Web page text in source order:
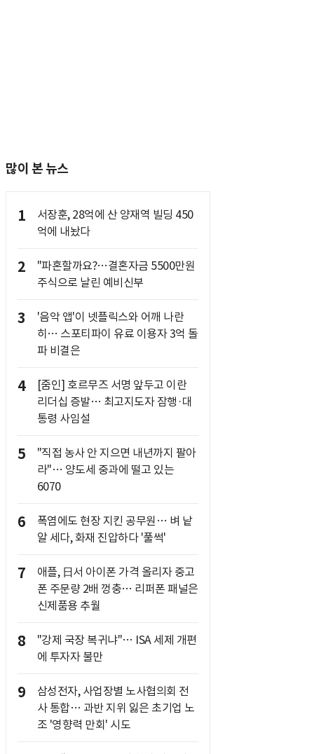
많이 본 뉴스
1
서장훈, 28억에 산 양재역 빌딩 450
억에 내놨다
2
"파혼할까요?…결혼자금 5500만원
주식으로 날린 예비신부
3
'음악 앱'이 넷플릭스와 어깨 나란
히… 스포티파이 유료 이용자 3억 돌
파 비결은
4
[줌인] 호르무즈 서명 앞두고 이란
리더십 증발… 최고지도자 잠행·대
통령 사임설
5
"직접 농사 안 지으면 내년까지 팔아
라"… 양도세 중과에 떨고 있는
6070
6
폭염에도 현장 지킨 공무원… 벼 낱
알 세다, 화재 진압하다 '풀썩'
7
애플, 日서 아이폰 가격 올리자 중고
폰 주문량 2배 껑충… 리퍼폰 패널은
신제품용 추월
8
"강제 국장 복귀냐"… ISA 세제 개편
에 투자자 불만
9
삼성전자, 사업장별 노사협의회 전
사 통합… 과반 지위 잃은 초기업 노
조 '영향력 만회' 시도